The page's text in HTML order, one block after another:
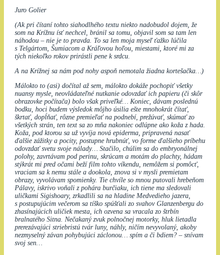
Juro Golier
(Ak pri čítaní tohto siahodlhého textu niekto nadobudol dojem, že
som na Krížnu ísť nechcel, bránil sa tomu, objavil som sa tam len
náhodou – nie je to pravda. To sa len moja myseľ ťažko lúčila
s Telgártom, Šumiacom a Kráľovou hoľou, miestami, ktoré mi za
tých niekoľko rokov prirástli pene k srdcu.
A na Krížnej sa nám pod nohy aspoň nemotala žiadna kortešačka…)
Málokto to (asi) dočítal až sem, málokto dokáže pochopiť všetky
nuansy mysle, neovládateľné nutkanie odovzdať ich papieru (či skôr
obrazovke počítača) bolo však priveľké… Koniec, dávam poslednú
bodku, hoci budem výsledok môjho úsilia ešte mnohokrát čítať,
škrtať, dopĺňať, rôzne premieľať na podnebí, prežúvať, skúmať zo
všetkých strán, ten text sa zo mňa nakoniec odlúpne ako koža z hada.
Koža, pod ktorou sa už vyvíja nová epiderma, pripravená nasať
ďalšie zážitky a pocity, postupne hrubnúť, vo forme ďalšieho príbehu
odovzdať svetu svoje nálady… Stačilo, chúlim sa do embryonálnej
polohy, zavrtávam pod perinu, skrúcam a motám do plachty, hádam
stýkrát mi pred očami beží film tohto víkendu, nemôžem si pomôcť,
vraciam sa k nemu stále a dookola, znova si v mysli premietam
obrazy, vyvolávam spomienky. Tie chvíle so mnou putovali hrebeňom
Pálavy, iskrivo voňali z pohára burčiaku, ich tiene ma sledovali
uličkami Sigishoary, zrkadlili sa na hladine Medvedieho jazera,
s postupujúcim večerom sa tíško spúšťali zo svahov Glanzenbergu do
zhasínajúcich uličiek mesta, ich ozvena sa vracala zo štrbín
bralnatého Sitna. Nečakaný zvuk polnočnej motorky, hluk lietadla
prerezávajúci striebristú tvár luny, náhly, ničím nevyvolaný, akoby
nezmyselný závan pohybujúci záclonou… spím a či bdiem? – snívam
svoj sen…